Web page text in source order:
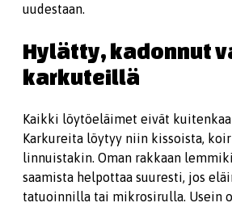
uudestaan.
Hylätty, kadonnut
karkuteillä
Kaikki löytöeläimet eivät
Karkureita löytyy niin kissoista,
linnuistakin. Oman rakkaan
saamista helpottaa suuresti, jos
tatuoinnilla tai mikrosirulla. Usein